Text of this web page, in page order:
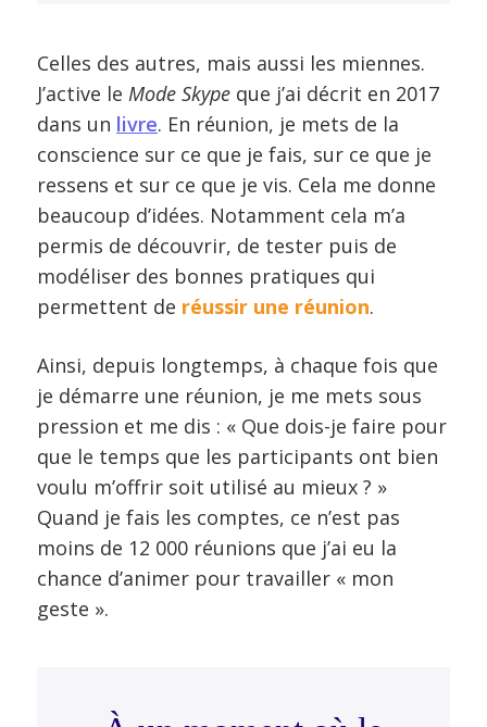
Celles des autres, mais aussi les miennes.
J’active le Mode Skype que j’ai décrit en 2017
dans un livre. En réunion, je mets de la
conscience sur ce que je fais, sur ce que je
ressens et sur ce que je vis. Cela me donne
beaucoup d’idées. Notamment cela m’a
permis de découvrir, de tester puis de
modéliser des bonnes pratiques qui
permettent de réussir une réunion.
Ainsi, depuis longtemps, à chaque fois que
je démarre une réunion, je me mets sous
pression et me dis : « Que dois-je faire pour
que le temps que les participants ont bien
voulu m’offrir soit utilisé au mieux ? »
Quand je fais les comptes, ce n’est pas
moins de 12 000 réunions que j’ai eu la
chance d’animer pour travailler « mon
geste ».